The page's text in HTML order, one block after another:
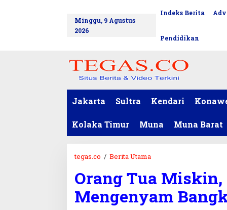
Minggu, 9 Agustus
2026
Indeks Berita
Pendidikan
Jakarta Sultra Kendari
Kolaka Timur Muna Muna Barat
tegas.co / Berita Utama
a
n
g
Orang Tua
Mengenyam